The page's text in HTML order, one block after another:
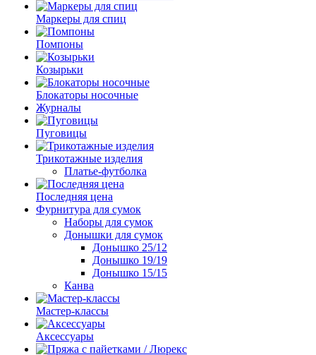
Маркеры для спиц
Помпоны
Козырьки
Блокаторы носочные
Журналы
Пуговицы
Трикотажные изделия
Платье-футболка
Последняя цена
Фурнитура для сумок
Наборы для сумок
Донышки для сумок
Донышко 25/12
Донышко 19/19
Донышко 15/15
Канва
Мастер-классы
Аксессуары